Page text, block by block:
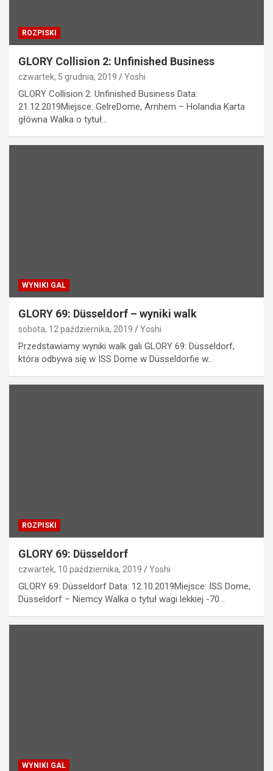
ROZPISKI
GLORY Collision 2: Unfinished Business
czwartek, 5 grudnia, 2019 Yoshi
GLORY Collision 2: Unfinished Business Data:
21.12.2019Miejsce: GelreDome, Arnhem – Holandia Karta
główna Walka o tytuł…
WYNIKI GAL
GLORY 69: Düsseldorf – wyniki walk
sobota, 12 października, 2019 Yoshi
Przedstawiamy wyniki walk gali GLORY 69: Düsseldorf,
która odbywa się w ISS Dome w Düsseldorfie w…
ROZPISKI
GLORY 69: Düsseldorf
czwartek, 10 października, 2019 Yoshi
GLORY 69: Düsseldorf Data: 12.10.2019Miejsce: ISS Dome,
Düsseldorf – Niemcy Walka o tytuł wagi lekkiej -70…
WYNIKI GAL